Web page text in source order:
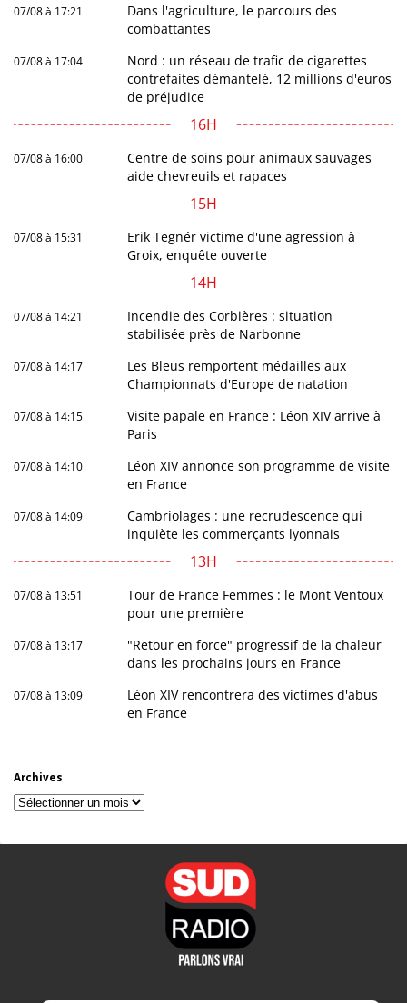
07/08 à 17:21
Dans l'agriculture, le parcours des
combattantes
07/08 à 17:04
Nord : un réseau de trafic de cigarettes
contrefaites démantelé, 12 millions d'euros
de préjudice
16H
07/08 à 16:00
Centre de soins pour animaux sauvages
aide chevreuils et rapaces
15H
07/08 à 15:31
Erik Tegnér victime d'une agression à
Groix, enquête ouverte
14H
07/08 à 14:21
Incendie des Corbières : situation
stabilisée près de Narbonne
07/08 à 14:17
Les Bleus remportent médailles aux
Championnats d'Europe de natation
07/08 à 14:15
Visite papale en France : Léon XIV arrive à
Paris
07/08 à 14:10
Léon XIV annonce son programme de visite
en France
07/08 à 14:09
Cambriolages : une recrudescence qui
inquiète les commerçants lyonnais
13H
07/08 à 13:51
Tour de France Femmes : le Mont Ventoux
pour une première
07/08 à 13:17
"Retour en force" progressif de la chaleur
dans les prochains jours en France
07/08 à 13:09
Léon XIV rencontrera des victimes d'abus
en France
Archives
Archives